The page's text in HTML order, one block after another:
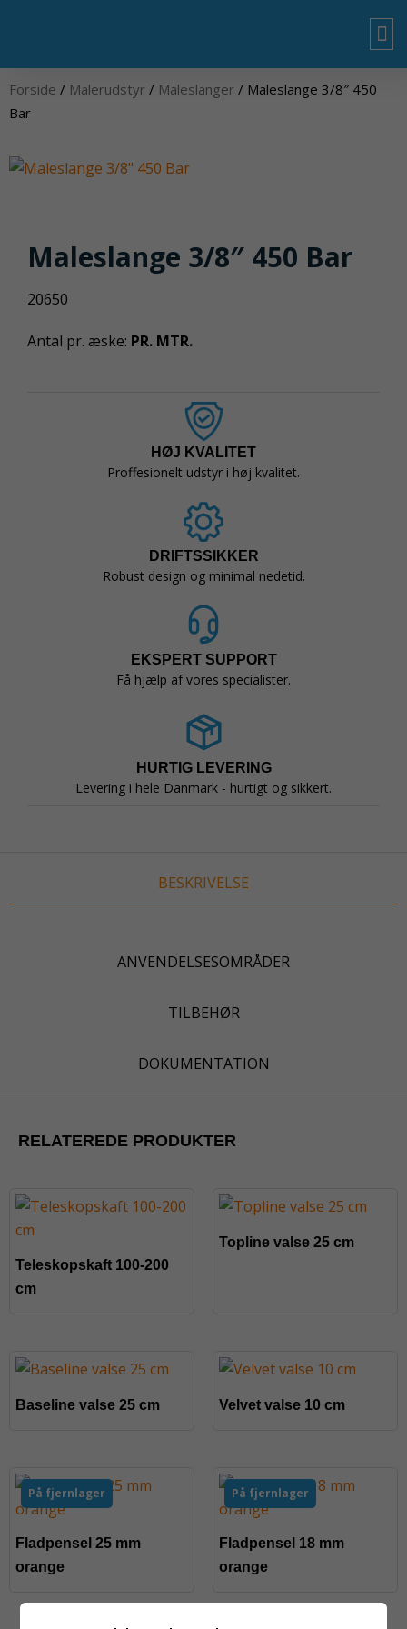
Forside / Malerudstyr / Maleslanger / Maleslange 3/8″ 450
Bar
Maleslange 3/8″ 450 Bar
20650
Antal pr. æske: PR. MTR.
HØJ KVALITET
Proffesionelt udstyr i høj kvalitet.
DRIFTSSIKKER
Robust design og minimal nedetid.
EKSPERT SUPPORT
Få hjælp af vores specialister.
HURTIG LEVERING
Levering i hele Danmark - hurtigt og sikkert.
BESKRIVELSE
ANVENDELSESOMRÅDER
TILBEHØR
DOKUMENTATION
RELATEREDE PRODUKTER
Teleskopskaft 100-200
cm
Topline valse 25 cm
Baseline valse 25 cm Velvet valse 10 cm
På fjernlager
Fladpensel 25 mm
orange
På fjernlager
Fladpensel 18 mm
orange